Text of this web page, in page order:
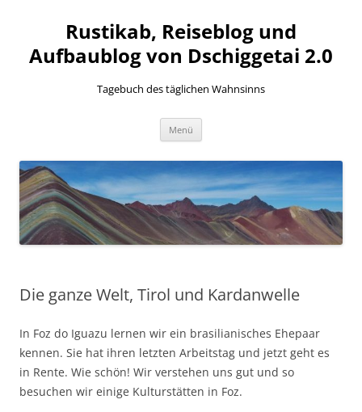
Rustikab, Reiseblog und
Aufbaublog von Dschiggetai 2.0
Tagebuch des täglichen Wahnsinns
Menü
Die ganze Welt, Tirol und Kardanwelle
In Foz do Iguazu lernen wir ein brasilianisches Ehepaar
kennen. Sie hat ihren letzten Arbeitstag und jetzt geht es
in Rente. Wie schön! Wir verstehen uns gut und so
besuchen wir einige Kulturstätten in Foz.